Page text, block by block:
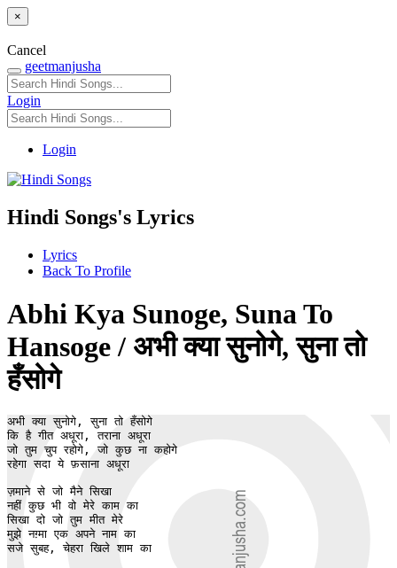
×
Cancel
geetmanjusha
Login
Login
Hindi Songs's Lyrics
Lyrics
Back To Profile
Abhi Kya Sunoge, Suna To
Hansoge / अभी क्या सुनोगे, सुना तो
हँसोगे
अभी क्या सुनोगे, सुना तो हँसोगे
कि है गीत अधूरा, तराना अधूरा
जो तुम चुप रहोगे, जो कुछ ना कहोगे
रहेगा सदा ये फ़साना अधूरा
ज़माने से जो मैने सिखा
नहीं कुछ भी वो मेरे काम का
सिखा दो जो तुम मीत मेरे
मुझे नग़्मा एक अपने नाम का
सजे सुबह, चेहरा खिले शाम का